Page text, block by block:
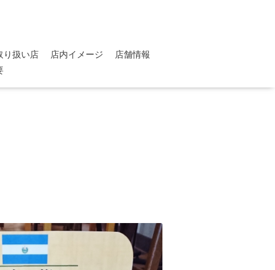
り扱い店 店内イメージ
店舗情報